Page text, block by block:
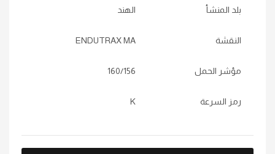
بلد المنشأ الهند
النقشة ENDUTRAX MA
مؤشر الحمل 160/156
رمز السرعة K